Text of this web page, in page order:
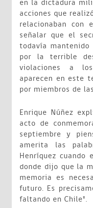
en la dictadura
acciones que
relacionaban con
señalar que el
todavía mantenido
por la terrible
violaciones a
aparecen en este
por miembros de
Enrique Núñez
acto de
septiembre y
amerita las
Henríquez cuando
donde dijo que la
memoria es
futuro. Es
faltando en Chile".